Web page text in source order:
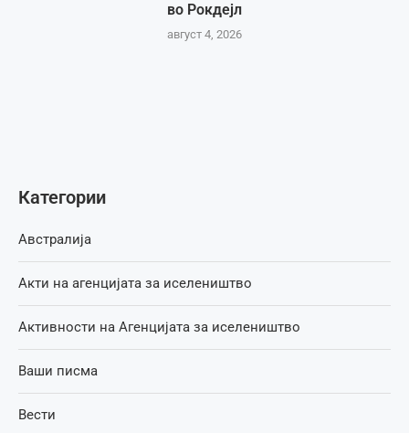
во Рокдејл
август 4, 2026
Категории
Австралија
Акти на агенцијата за иселеништво
Активности на Агенцијата за иселеништво
Ваши писма
Вести